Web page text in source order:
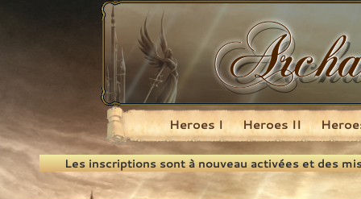
Recherche
Heroes I Heroes II
Les inscriptions sont à nouveau activées et des